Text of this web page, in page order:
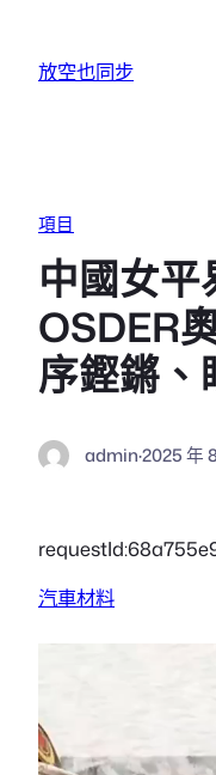
放空也同步
項目
中國女平
OSDER
序鏗鏘、
admin·2025 年
汽車材料